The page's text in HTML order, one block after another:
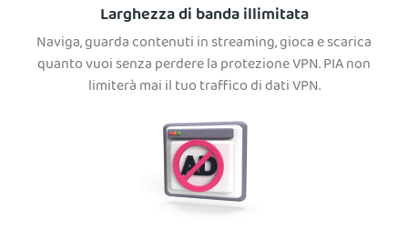
Larghezza di banda illimitata
Naviga, guarda contenuti in streaming, gioca e scarica
quanto vuoi senza perdere la protezione VPN. PIA non
limiterà mai il tuo traffico di dati VPN.